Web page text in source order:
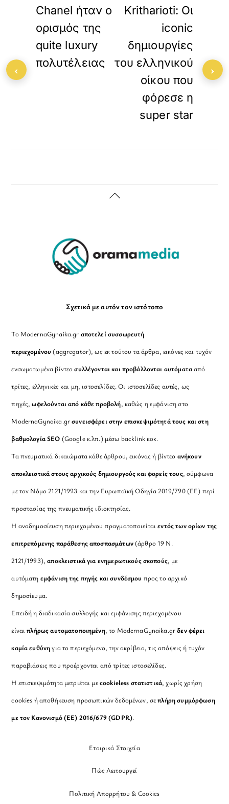
Chanel ήταν ο
ορισμός της
quite luxury
πολυτέλειας
Kritharioti: Οι
iconic
δημιουργίες
του ελληνικού
οίκου που
φόρεσε η
super star
Back
Σχετικά με αυτόν τον ιστότοπο
Το ModernaGynaika.gr αποτελεί συσσωρευτή
περιεχομένου (aggregator), ως εκ τούτου τα άρθρα, εικόνες και τυχόν
ενσωματωμένα βίντεοσυλλέγονται και προβάλλονται αυτόματααπό
τρίτες, ελληνικές και μη, ιστοσελίδες. Οι ιστοσελίδες αυτές, ως
πηγές,ωφελούνται από κάθε προβολή, καθώς η εμφάνιση στο
ModernaGynaika.grσυνεισφέρει στην επισκεψιμότητά τους και στη
βαθμολογία SEO (Google κ.λπ.) μέσω backlink κοκ.
Τα πνευματικά δικαιώματα κάθε άρθρου, εικόνας ή βίντεο ανήκουν
αποκλειστικά στους αρχικούς δημιουργούς και φορείς τους, σύμφωνα
με τον Νόμο 2121/1993 και την Ευρωπαϊκή Οδηγία 2019/790 (ΕΕ) περί
προστασίας της πνευματικής ιδιοκτησίας.
Η αναδημοσίευση περιεχομένου πραγματοποιείταιεντός των ορίων της
επιτρεπόμενης παράθεσης αποσπασμάτων(άρθρο 19 Ν.
2121/1993), αποκλειστικά για ενημερωτικούς σκοπούς, με
αυτόματη εμφάνιση της πηγής και συνδέσμου προς το αρχικό
δημοσίευμα.
Επειδή η διαδικασία συλλογής και εμφάνισης περιεχομένου
είναιπλήρως αυτοματοποιημένη, το ModernaGynaika.grδεν φέρει
καμία ευθύνηγια το περιεχόμενο, την ακρίβεια, τις απόψεις ή τυχόν
παραβιάσεις που προέρχονται από τρίτες ιστοσελίδες.
Η επισκεψιμότητα μετριέται μεcookieless στατιστικά, χωρίς χρήση
cookies ή αποθήκευση προσωπικών δεδομένων, σεπλήρη συμμόρφωση
με τον Κανονισμό (ΕΕ) 2016/679 (GDPR).
Εταιρικά Στοιχεία
Πώς Λειτουργεί
Πολιτική Απορρήτου & Cookies
‹ ›